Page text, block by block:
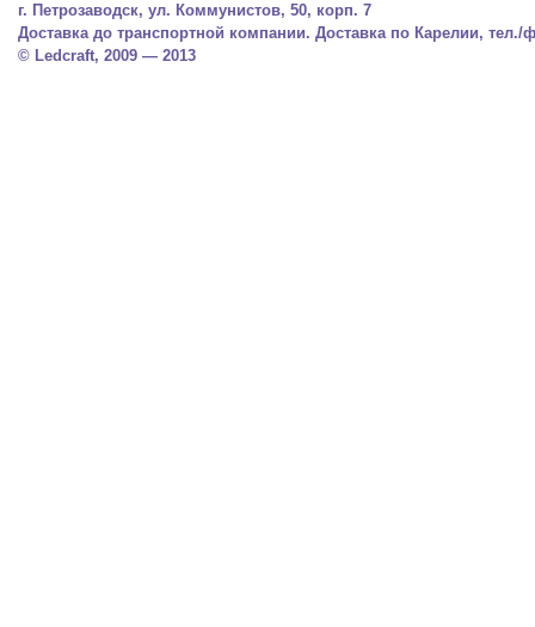
г. Петрозаводск, ул. Коммунистов, 50, корп. 7
Доставка до транспортной компании. Доставка по Карелии, тел./
© Ledcraft, 2009 — 2013